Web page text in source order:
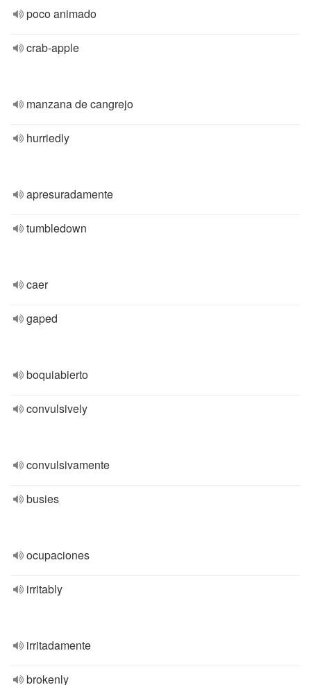
poco animado
crab-apple
manzana de cangrejo
hurriedly
apresuradamente
tumbledown
caer
gaped
boquiabierto
convulsively
convulsivamente
busies
ocupaciones
irritably
irritadamente
brokenly